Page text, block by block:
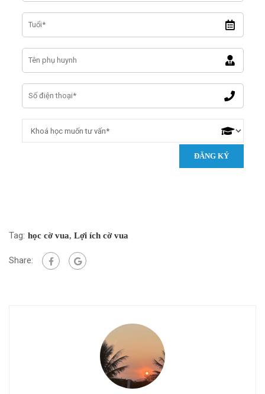
Tag: học cờ vua, Lợi ích cờ vua
Share: